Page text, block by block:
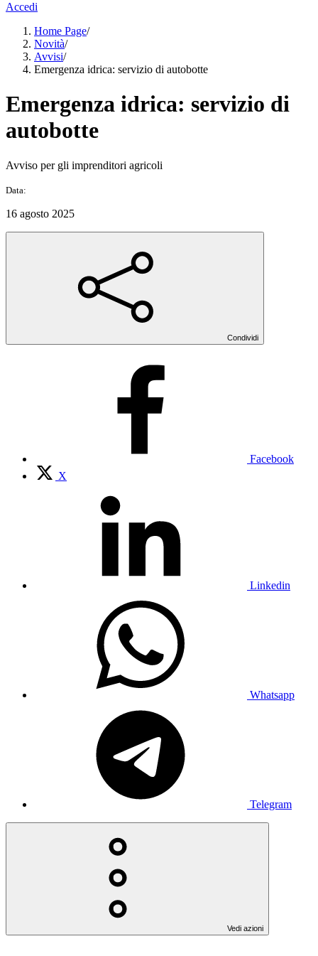
Accedi
Home Page/
Novità/
Avvisi/
Emergenza idrica: servizio di autobotte
Emergenza idrica: servizio di
autobotte
Avviso per gli imprenditori agricoli
Data:
16 agosto 2025
Condividi
Facebook
X
Linkedin
Whatsapp
Telegram
Vedi azioni